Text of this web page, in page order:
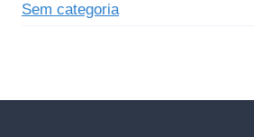
Sem categoria